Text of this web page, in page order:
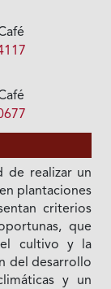
de realizar un
plantaciones
criterios
que
cultivo y la
del desarrollo
y un